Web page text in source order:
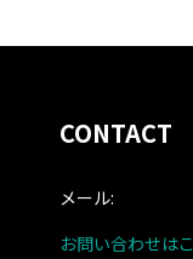
CONTACT
メール:
お問い合わせは